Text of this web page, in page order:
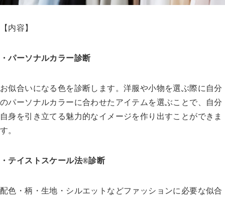
【内容】
・パーソナルカラー診断
お似合いになる色を診断します。洋服や小物を選ぶ際に自分
のパーソナルカラーに合わせたアイテムを選ぶことで、自分
自身を引き立てる魅力的なイメージを作り出すことができま
す。
・テイストスケール法®診断
配色・柄・生地・シルエットなどファッションに必要な似合